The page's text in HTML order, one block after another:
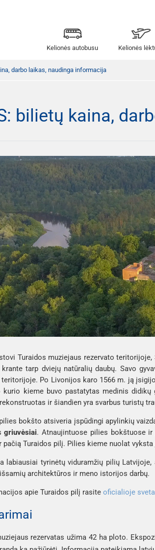
Kelionės autobusu Kelionės
darbo laikas, naudinga informacija
bilietų kaina,
Turaidos muziejaus rezervato
tarp dviejų natūralių daubų. Savo
Po Livonijos karo 1566 m. ją
kurio kieme buvo pastatytas medinis
ir šiandien yra svarbus turistų
bokšto atsiveria įspūdingi apylinkių
griuvėsiai. Atnaujintuose pilies bokštuose ir
pačią Turaidos pilį. Pilies kieme nuolat vyksta
labiausiai tyrinėtų viduramžių pilių
architektūros ir meno istorijos darbų.
apie Turaidos pilį rasite oficialioje
rezervatas užima 42 ha ploto.